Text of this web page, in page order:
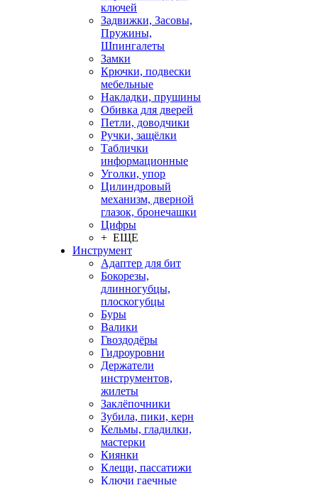
ключей
Задвижки, Засовы,
Пружины,
Шпингалеты
Замки
Крючки, подвески
мебельные
Накладки, прушины
Обивка для дверей
Петли, доводчики
Ручки, защёлки
Таблички
информационные
Уголки, упор
Цилиндровый
механизм, дверной
глазок, бронечашки
Цифры
+ ЕЩЕ
Инструмент
Адаптер для бит
Бокорезы,
длинногубцы,
плоскогубцы
Буры
Валики
Гвоздодёры
Гидроуровни
Держатели
инструментов,
жилеты
Заклёпочники
Зубила, пики, керн
Кельмы, гладилки,
мастерки
Киянки
Клещи, пассатижи
Ключи гаечные